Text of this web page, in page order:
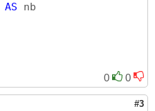
AS
0 0
#3